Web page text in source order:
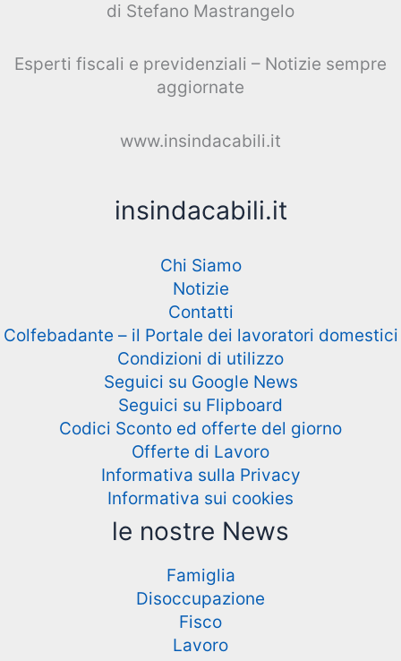
di Stefano Mastrangelo
Esperti fiscali e previdenziali – Notizie sempre
aggiornate
www.insindacabili.it
insindacabili.it
Chi Siamo
Notizie
Contatti
Colfebadante – il Portale dei lavoratori domestici
Condizioni di utilizzo
Seguici su Google News
Seguici su Flipboard
Codici Sconto ed offerte del giorno
Offerte di Lavoro
Informativa sulla Privacy
Informativa sui cookies
le nostre News
Famiglia
Disoccupazione
Fisco
Lavoro